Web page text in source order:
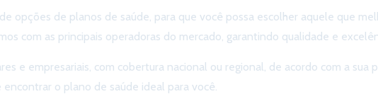
opções de planos de saúde, para que você possa escolher aquele que
com as principais operadoras do mercado, garantindo qualidade e
e empresariais, com cobertura nacional ou regional, de acordo com a
o plano de saúde ideal para você.